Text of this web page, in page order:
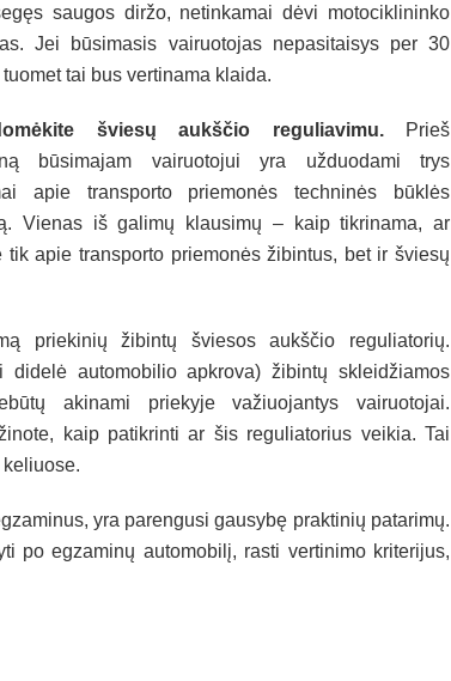
saugos diržo, netinkamai dėvi motociklininko
Jei būsimasis vairuotojas nepasitaisys per 30
tai bus vertinama klaida.
šviesų aukščio reguliavimu.Prieš
būsimajam vairuotojui yra užduodami trys
apie transporto priemonės techninės būklės
Vienas iš galimų klausimų – kaip tikrinama, ar
apie transporto priemonės žibintus, bet ir šviesų
priekinių žibintų šviesos aukščio reguliatorių.
automobilio apkrova) žibintų skleidžiamos
akinami priekyje važiuojantys vairuotojai.
kaip patikrinti ar šis reguliatorius veikia. Tai
yra parengusi gausybę praktinių patarimų.
po egzaminų automobilį, rasti vertinimo kriterijus,